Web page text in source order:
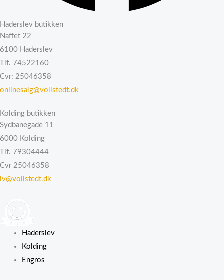
Haderslev butikken
Naffet 22
6100 Haderslev
Tlf. 74522160
Cvr: 25046358
onlinesalg@vollstedt.dk
Kolding butikken
Sydbanegade 11
6000 Kolding
Tlf. 79304444
Cvr 25046358
lv@vollstedt.dk
Haderslev
Kolding
Engros